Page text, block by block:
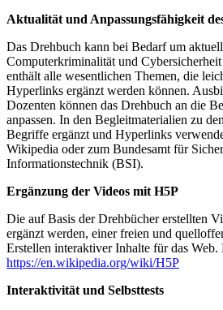
Aktualität und Anpassungsfähigkeit
Das Drehbuch kann bei Bedarf um
Computerkriminalität und
enthält alle wesentlichen Themen, die
Hyperlinks ergänzt werden können.
Dozenten können das Drehbuch an die
anpassen. In den Begleitmaterialien zu
Begriffe ergänzt und Hyperlinks
Wikipedia oder zum Bundesamt für
Informationstechnik (BSI).
Ergänzung der Videos mit H5P
Die auf Basis der Drehbücher erstellten
ergänzt werden, einer freien und
Erstellen interaktiver Inhalte für das Web.
https://en.wikipedia.org/wiki/H5P
Interaktivität und Selbsttests